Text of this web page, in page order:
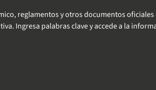
reglamentos y otros documentos oficiales
Ingresa palabras clave y accede a la